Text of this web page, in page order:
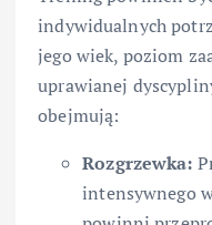
indywidualnych
jego wiek, poziom
uprawianej
obejmują:
Rozgrzewka:
intensywnego